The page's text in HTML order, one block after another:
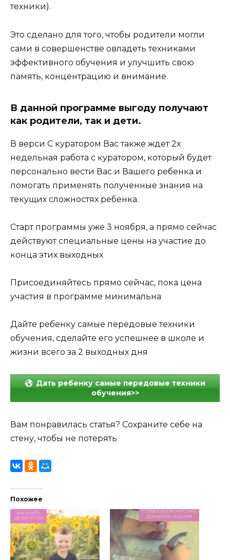
техники).
Это сделано для того, чтобы родители могли
сами в совершенстве овладеть техниками
эффективного обучения и улучшить свою
память, концентрацию и внимание.
В данной программе выгоду получают
как родители, так и дети.
В верси С куратором Вас также ждет 2х
недельная работа с куратором, который будет
персонально вести Вас и Вашего ребенка и
помогать применять полученные знания на
текущих сложностях ребенка.
Старт программы уже 3 ноября, а прямо сейчас
действуют специальные цены на участие до
конца этих выходных
Присоединяйтесь прямо сейчас, пока цена
участия в программе минимальна
Дайте ребенку самые передовые техники
обучения, сделайте его успешнее в школе и
жизни всего за 2 выходных дня
Дать ребенку самые передовые техники
обучения>>
Вам понравилась статья? Сохраните себе на
стену, чтобы не потерять
Похожее